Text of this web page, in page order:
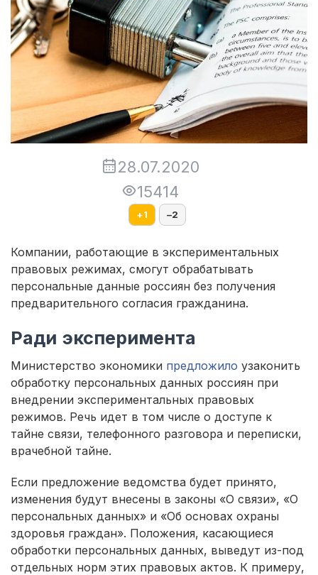
28.07.2020
15414
+1 –2
Компании, работающие в экспериментальных
правовых режимах, смогут обрабатывать
персональные данные россиян без получения
предварительного согласия гражданина.
Ради эксперимента
Министерство экономики предложило узаконить
обработку персональных данных россиян при
внедрении экспериментальных правовых
режимов. Речь идет в том числе о доступе к
тайне связи, телефонного разговора и переписки,
врачебной тайне.
Если предложение ведомства будет принято,
изменения будут внесены в законы «О связи», «О
персональных данных» и «Об основах охраны
здоровья граждан». Положения, касающиеся
обработки персональных данных, выведут из-под
отдельных норм этих правовых актов. К примеру,